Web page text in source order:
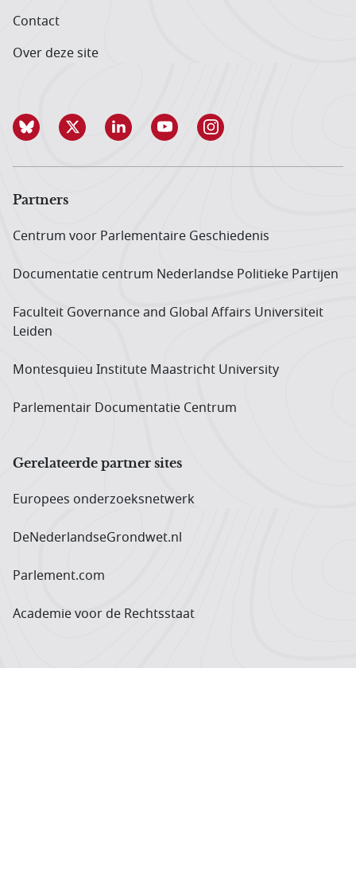
Contact
Over deze site
Partners
Centrum voor Parlementaire Geschiedenis
Documentatie centrum Neder­landse Politieke Partijen
Faculteit Governance and Global Affairs Universiteit
Leiden
Montesquieu Institute Maastricht University
Parlementair Documentatie Centrum
Gerelateerde partner sites
Europees onderzoeks­netwerk
DeNederlandseGrondwet.nl
Parlement.com
Academie voor de Rechtsstaat